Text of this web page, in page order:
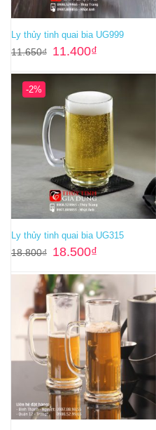
Ly thủy tinh quai bia UG999
11.650₫ Giá
gốc
11.400₫
-2%
Ly thủy tinh quai bia UG315
18.800₫ Giá
gốc
18.800₫.
18.500₫
là:
18.500₫.